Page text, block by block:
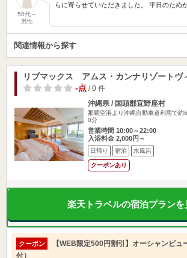
50代～
男性
らに寄らせていただきました。 平日のため
関連情報から探す
リブマックス アムス・カンナリゾートヴ
-点/ 0 件
沖縄県 / 国頭郡宜野座村
那覇空港より沖縄自動車道利用で約
0分
営業時間 10:00～22:00
入浴料金 2,000円～
日帰り 宿泊 水風呂
クーポンあり
楽天トラベルの宿泊プランを
クーポン
【WEB限定500円割引】オーシャンビュ
付）